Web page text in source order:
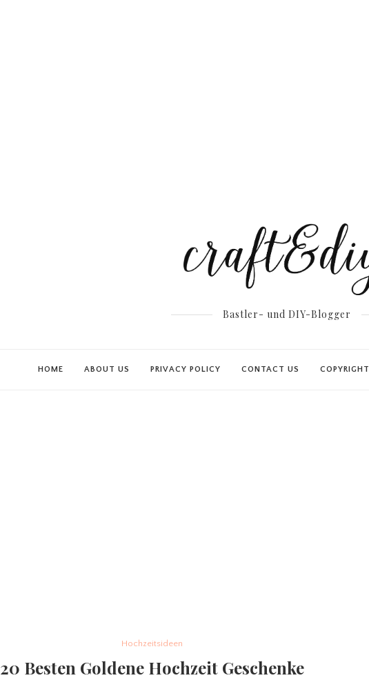
Bastler- und DIY-Blogger
HOME ABOUT US PRIVACY POLICY CONTACT US COPYRIGHT
Hochzeitsideen
20 Besten Goldene Hochzeit Geschenke